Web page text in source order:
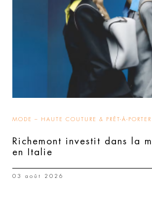
MODE – HAUTE COUTURE & PRÊT-À-PORTER
Richemont investit dans la
en Italie
03 août 2026